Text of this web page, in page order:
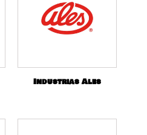
Industrias Ales